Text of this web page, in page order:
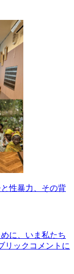
性暴力、その背
に、いま私たち
リックコメントに